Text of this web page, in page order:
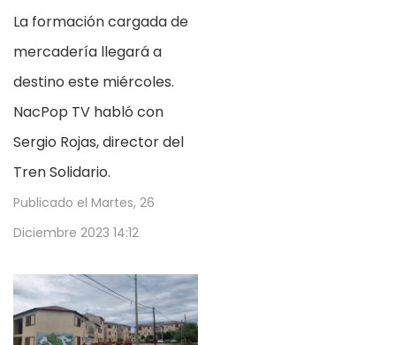
La formación cargada de
mercadería llegará a
destino este miércoles.
NacPop TV habló con
Sergio Rojas, director del
Tren Solidario.
Publicado el Martes, 26
Diciembre 2023 14:12